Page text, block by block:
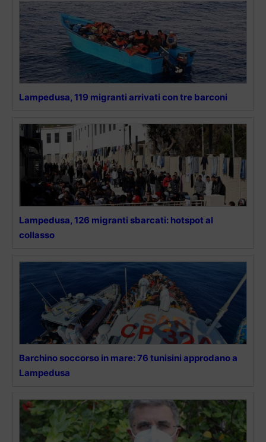
Lampedusa, 119 migranti arrivati con tre barconi
Lampedusa, 126 migranti sbarcati: hotspot al
collasso
Barchino soccorso in mare: 76 tunisini approdano a
Lampedusa